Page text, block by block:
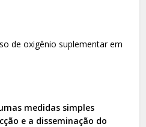
de oxigênio suplementar em
medidas simples
e a disseminação do